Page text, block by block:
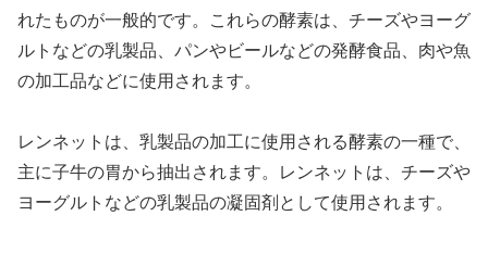
れたものが一般的です。これらの酵素は、チーズやヨーグ
ルトなどの乳製品、パンやビールなどの発酵食品、肉や魚
の加工品などに使用されます。
レンネットは、乳製品の加工に使用される酵素の一種で、
主に子牛の胃から抽出されます。レンネットは、チーズや
ヨーグルトなどの乳製品の凝固剤として使用されます。